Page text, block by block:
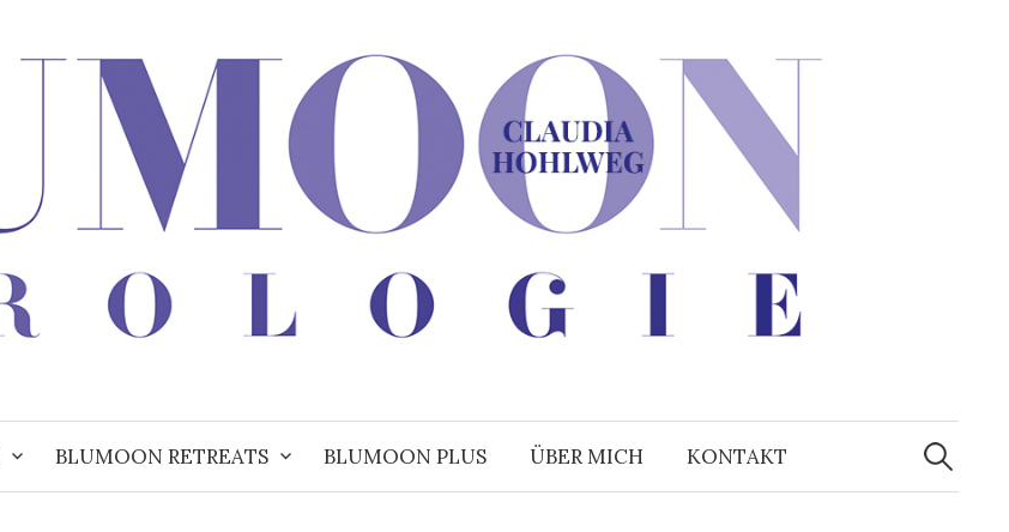
BLUMOON RETREATS BLUMOON PLUS ÜBER MICH KONTAKT
Suchen
nach: